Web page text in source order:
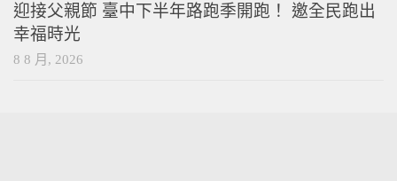
迎接父親節 臺中下半年路跑季開跑！ 邀全民跑出
幸福時光
8 8 月, 2026